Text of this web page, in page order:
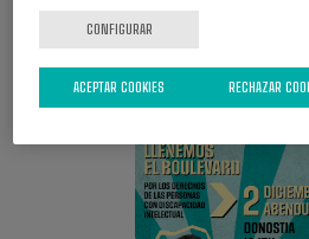
CAMPAÑA ACTUAL
CONFIGURAR
RECHAZAR
ACEPTAR COOKIES